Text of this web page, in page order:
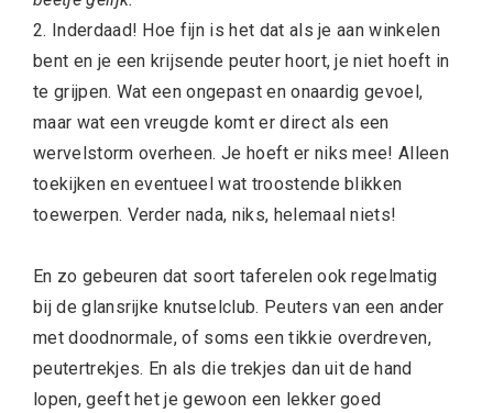
2. Inderdaad! Hoe fijn is het dat als je aan winkelen
bent en je een krijsende peuter hoort, je niet hoeft in
te grijpen. Wat een ongepast en onaardig gevoel,
maar wat een vreugde komt er direct als een
wervelstorm overheen. Je hoeft er niks mee! Alleen
toekijken en eventueel wat troostende blikken
toewerpen. Verder nada, niks, helemaal niets!
En zo gebeuren dat soort taferelen ook regelmatig
bij de glansrijke knutselclub. Peuters van een ander
met doodnormale, of soms een tikkie overdreven,
peutertrekjes. En als die trekjes dan uit de hand
lopen, geeft het je gewoon een lekker goed